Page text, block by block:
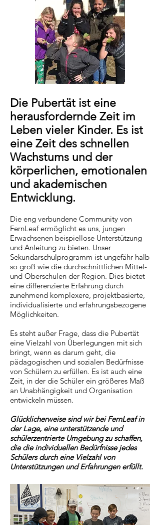
Die Pubertät ist eine
herausfordernde Zeit im
Leben vieler Kinder. Es ist
eine Zeit des schnellen
Wachstums und der
körperlichen, emotionalen
und akademischen
Entwicklung.
Die eng verbundene Community von
FernLeaf ermöglicht es uns, jungen
Erwachsenen beispiellose Unterstützung
und Anleitung zu bieten. Unser
Sekundarschulprogramm ist ungefähr halb
so groß wie die durchschnittlichen Mittel-
und Oberschulen der Region. Dies bietet
eine differenzierte Erfahrung durch
zunehmend komplexere, projektbasierte,
individualisierte und erfahrungsbezogene
Möglichkeiten.
Es steht außer Frage, dass die Pubertät
eine Vielzahl von Überlegungen mit sich
bringt, wenn es darum geht, die
pädagogischen und sozialen Bedürfnisse
von Schülern zu erfüllen. Es ist auch eine
Zeit, in der die Schüler ein größeres Maß
an Unabhängigkeit und Organisation
entwickeln müssen.
Glücklicherweise sind wir bei FernLeaf in
der Lage, eine unterstützende und
schülerzentrierte Umgebung zu schaffen,
die die individuellen Bedürfnisse jedes
Schülers durch eine Vielzahl von
Unterstützungen und Erfahrungen erfüllt.